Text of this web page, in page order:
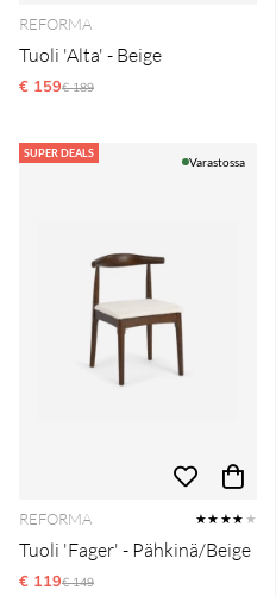
REFORMA
Tuoli 'Alta' - Beige
€ 159Normaali hinta
€ 189
SUPER DEALS
Varastossa
REFORMA ★★★★ ★
Tuoli 'Fager' - Pähkinä/Beige
€ 119Normaali hinta
€ 149